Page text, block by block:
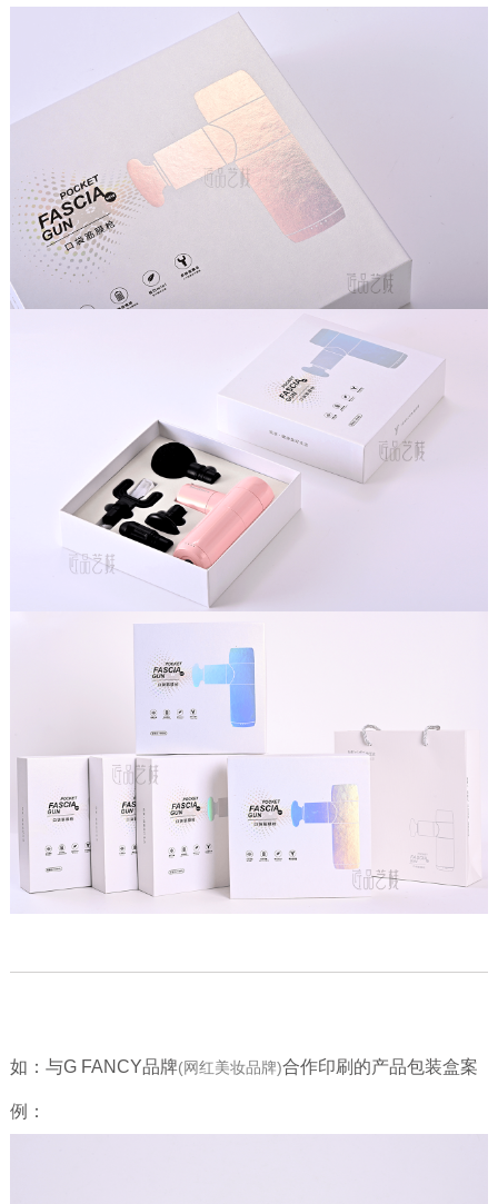
如：与G FANCY品牌(网红美妆品牌)合作印刷的产品包装盒案
例：